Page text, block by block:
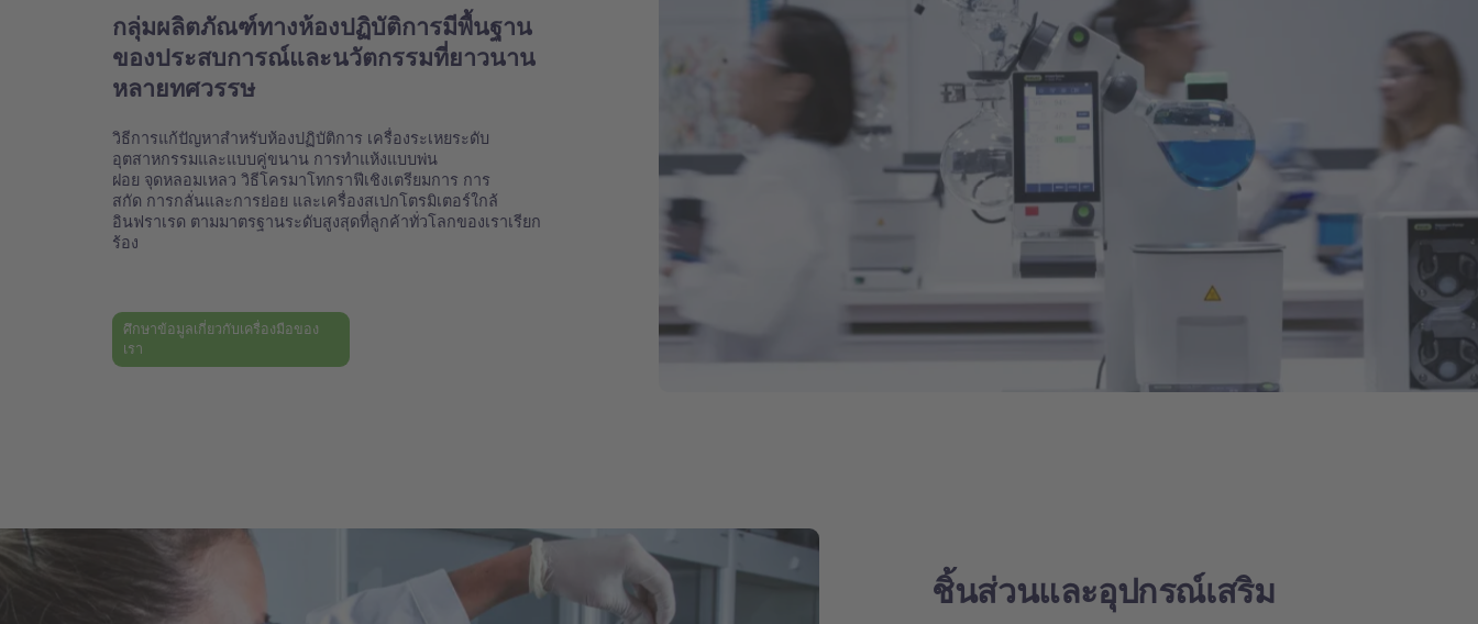
กลุ่มผลิตภัณฑ์ทางห้องปฏิบัติการมีพื้นฐาน
ของประสบการณ์และนวัตกรรมที่ยาวนาน
หลายทศวรรษ
วิธีการแก้ปัญหาสำหรับห้องปฏิบัติการ เครื่องระเหยระดับ
อุตสาหกรรมและแบบคู่ขนาน การทำแห้งแบบพ่น
ฝอย จุดหลอมเหลว วิธีโครมาโทกราฟีเชิงเตรียมการ การ
สกัด การกลั่นและการย่อย และเครื่องสเปกโตรมิเตอร์ใกล้
อินฟราเรด ตามมาตรฐานระดับสูงสุดที่ลูกค้าทั่วโลกของเราเรียก
ร้อง
ศึกษาข้อมูลเกี่ยวกับเครื่องมือของ
เรา
ชิ้นส่วนและอุปกรณ์เสริม